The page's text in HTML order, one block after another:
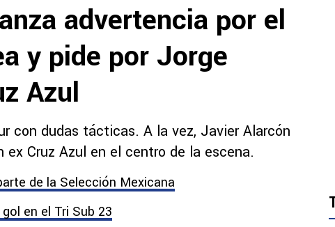
advertencia por el
y pide por Jorge
Azul
con dudas tácticas. A la vez, Javier Alarcón
Cruz Azul en el centro de la escena.
de la Selección Mexicana
en el Tri Sub 23